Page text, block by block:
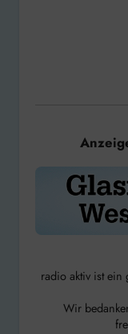
radio aktiv ist
Wir